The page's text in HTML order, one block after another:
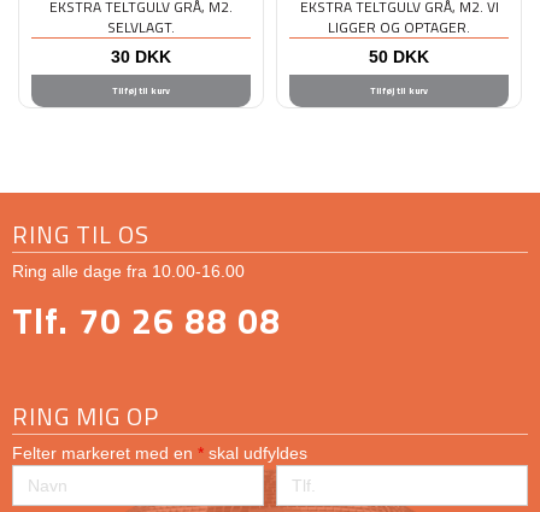
EKSTRA TELTGULV GRÅ, M2.
SELVLAGT.
30 DKK
Tilføj til kurv
EKSTRA TELTGULV GRÅ, M2. VI
LIGGER OG OPTAGER.
50 DKK
Tilføj til kurv
RING TIL OS
Ring alle dage fra 10.00-16.00
Tlf. 70 26 88 08
RING MIG OP
Felter markeret med en * skal udfyldes